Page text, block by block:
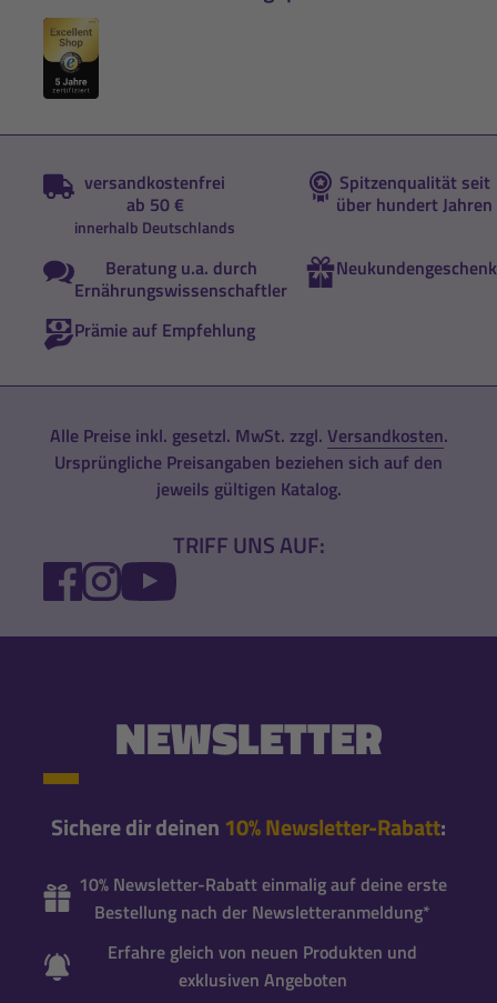
versandkostenfrei
ab 50 €
innerhalb Deutschlands
Spitzenqualität seit
über hundert Jahren
Beratung u.a. durch
Ernährungswissenschaftler
Neukundengeschenk
Prämie auf Empfehlung
Alle Preise inkl. gesetzl. MwSt. zzgl. Versandkosten.
Ursprüngliche Preisangaben beziehen sich auf den
jeweils gültigen Katalog.
TRIFF UNS AUF:
FACEBOOK
INSTAGRAM
YOUTUBE
NEWSLETTER
Sichere dir deinen 10% Newsletter-Rabatt:
10% Newsletter-Rabatt einmalig auf deine erste
Bestellung nach der Newsletteranmeldung*
Erfahre gleich von neuen Produkten und
exklusiven Angeboten